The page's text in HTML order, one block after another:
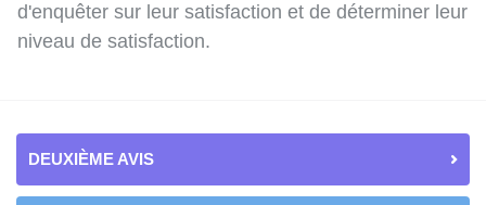
d'enquêter sur leur satisfaction et de déterminer leur
niveau de satisfaction.
DEUXIÈME AVIS